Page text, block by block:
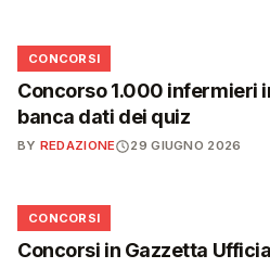
📋
CONCORSI
Concorso 1.000 infermieri
banca dati dei quiz
BY REDAZIONE 29 GIUGNO 2026
📋
CONCORSI
Concorsi in Gazzetta